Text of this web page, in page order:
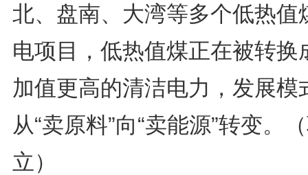
北、盘南、大湾等多个低热值
电项目，低热值煤正在被转换
加值更高的清洁电力，发展模
从“卖原料”向“卖能源”转变。
立）